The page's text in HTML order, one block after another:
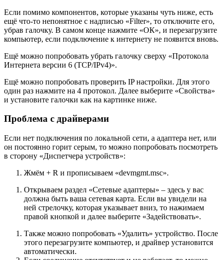
Если помимо компонентов, которые указаны чуть ниже, есть
ещё что-то непонятное с надписью «Filter», то отключите его,
убрав галочку. В самом конце нажмите «ОК», и перезагрузите
компьютер, если подключение к интернету не появится вновь.
Ещё можно попробовать убрать галочку сверху «Протокола
Интернета версии 6 (TCP/IPv4)».
Ещё можно попробовать проверить IP настройки. Для этого
один раз нажмите на 4 протокол. Далее выберите «Свойства»
и установите галочки как на картинке ниже.
Проблема с драйверами
Если нет подключения по локальной сети, а адаптера нет, или
он постоянно горит серым, то можно попробовать посмотреть
в сторону «Диспетчера устройств»:
Жмём + R и прописываем «devmgmt.msc».
Открываем раздел «Сетевые адаптеры» – здесь у вас
должна быть ваша сетевая карта. Если вы увидели на
ней стрелочку, которая указывает вниз, то нажимаем
правой кнопкой и далее выберите «Задействовать».
Также можно попробовать «Удалить» устройство. После
этого перезагрузите компьютер, и драйвер установится
автоматически.